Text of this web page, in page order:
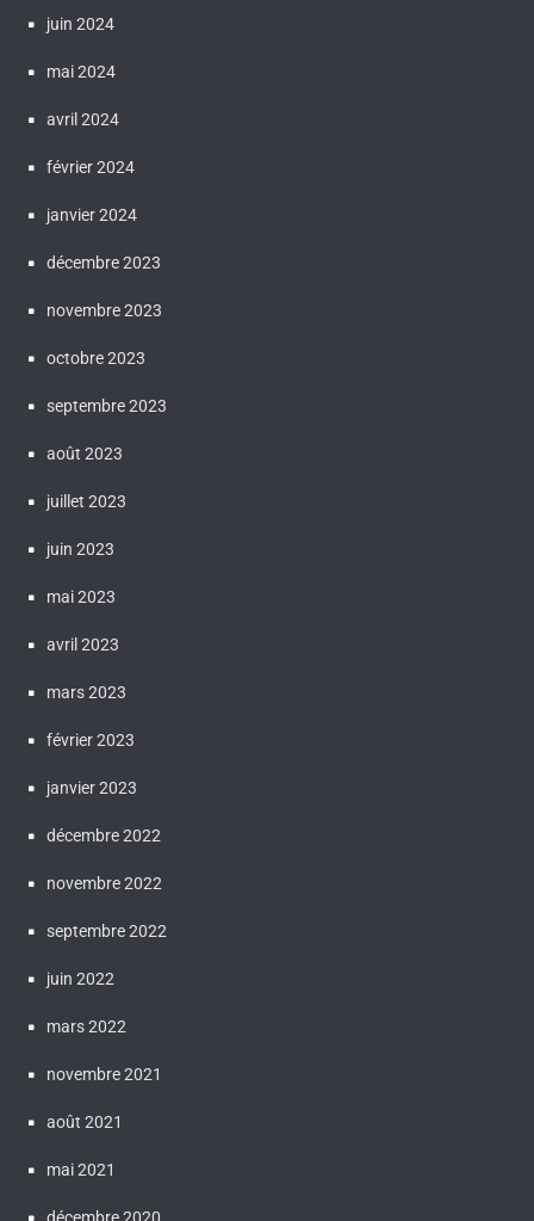
juin 2024
mai 2024
avril 2024
février 2024
janvier 2024
décembre 2023
novembre 2023
octobre 2023
septembre 2023
août 2023
juillet 2023
juin 2023
mai 2023
avril 2023
mars 2023
février 2023
janvier 2023
décembre 2022
novembre 2022
septembre 2022
juin 2022
mars 2022
novembre 2021
août 2021
mai 2021